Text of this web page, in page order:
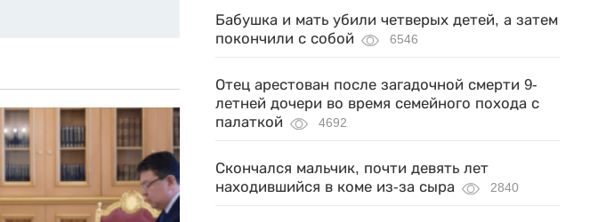
Бабушка и мать убили четверых детей, а затем
покончили с собой
6546
Отец арестован после загадочной смерти 9-
летней дочери во время семейного похода с
палаткой
4692
Скончался мальчик, почти девять лет
находившийся в коме из-за сыра
2840